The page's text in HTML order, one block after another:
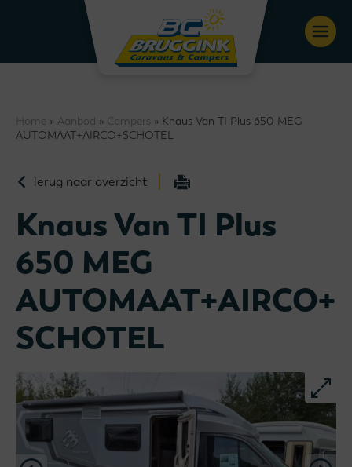
Home » Aanbod » Campers » Knaus Van TI Plus 650 MEG
AUTOMAAT+AIRCO+SCHOTEL
Terug naar overzicht
Knaus Van TI Plus
650 MEG
AUTOMAAT+AIRCO+
SCHOTEL